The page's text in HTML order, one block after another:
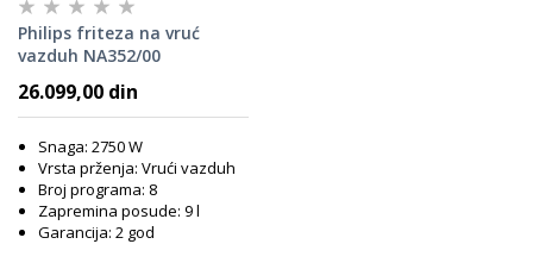
Philips friteza na vruć
vazduh NA352/00
26.099,00 din
Snaga: 2750 W
Vrsta prženja: Vrući vazduh
Broj programa: 8
Zapremina posude: 9 l
Garancija: 2 god